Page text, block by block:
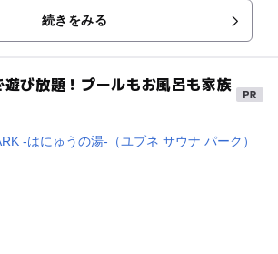
続きをみる
び放題！プールもお風呂も家族